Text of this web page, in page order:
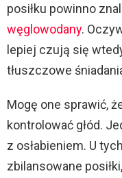
posiłku powinno
węglowodany.
lepiej czują się
tłuszczowe
Mogę one sprawić,
kontrolować głód.
z osłabieniem. U
zbilansowane